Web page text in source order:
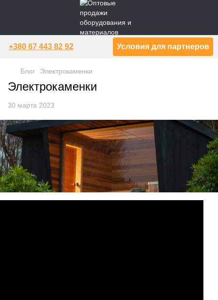
+380 67 443 82 92 Условия для партнеров
Блог Электрокаменки
Электрокаменки
30 марта 2023